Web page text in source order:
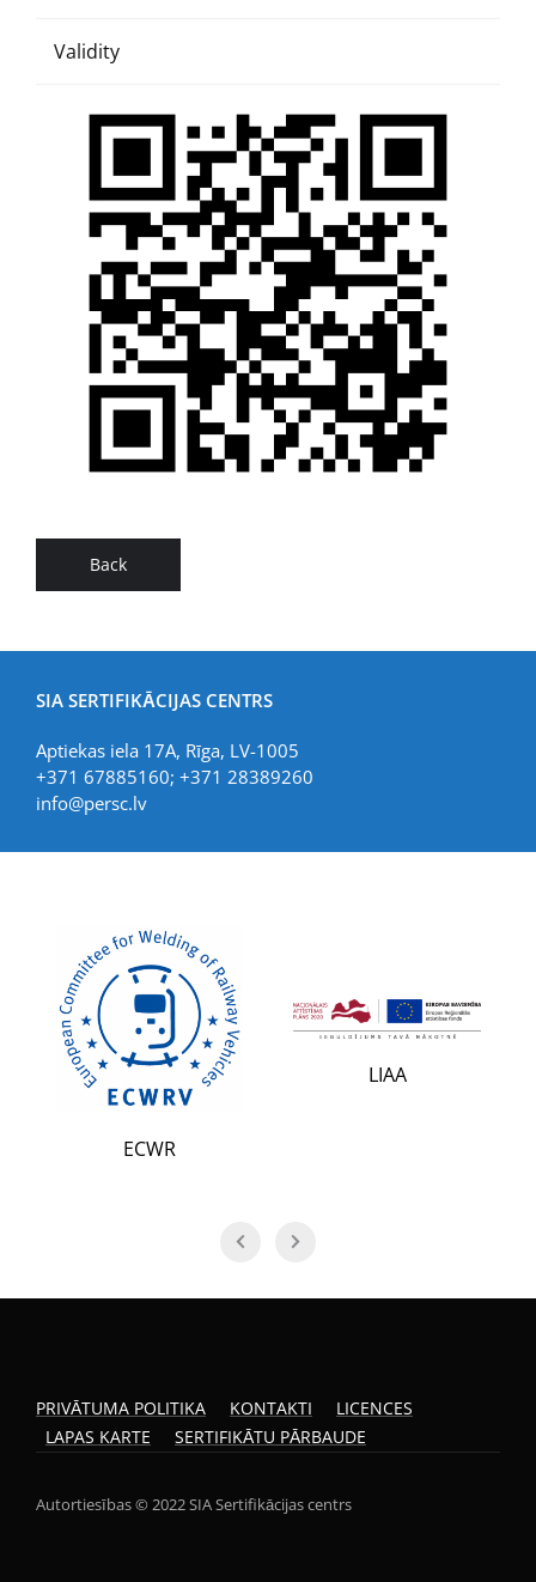
Validity
Back
SIA SERTIFIKĀCIJAS CENTRS
Aptiekas iela 17A, Rīga, LV-1005
+371 67885160; +371 28389260
info@persc.lv
ECWR
LIAA
PRIVĀTUMA POLITIKA KONTAKTI
LICENCES
LAPAS KARTE
SERTIFIKĀTU PĀRBAUDE
Autortiesības © 2022 SIA Sertifikācijas centrs